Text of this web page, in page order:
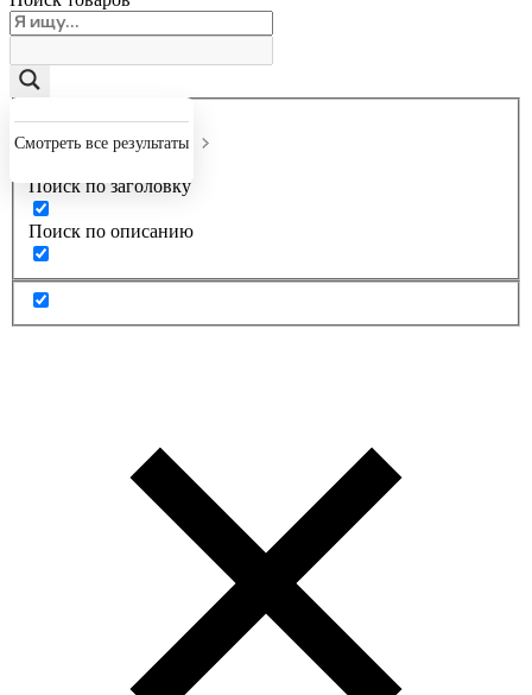
Смотреть все результаты
Точное совпадение
Поиск по заголовку
Поиск по описанию